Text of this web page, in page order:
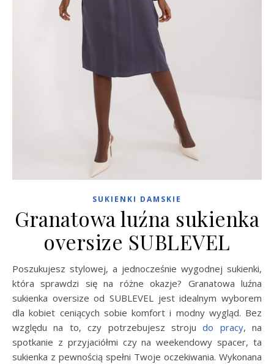
SUKIENKI DAMSKIE
Granatowa luźna sukienka
oversize SUBLEVEL
Poszukujesz stylowej, a jednocześnie wygodnej sukienki,
która sprawdzi się na różne okazje? Granatowa luźna
sukienka oversize od SUBLEVEL jest idealnym wyborem
dla kobiet ceniących sobie komfort i modny wygląd. Bez
względu na to, czy potrzebujesz strojudo pracy, na
spotkanie z przyjaciółmi czy na weekendowy spacer, ta
sukienka z pewnością spełni Twoje oczekiwania. Wykonana